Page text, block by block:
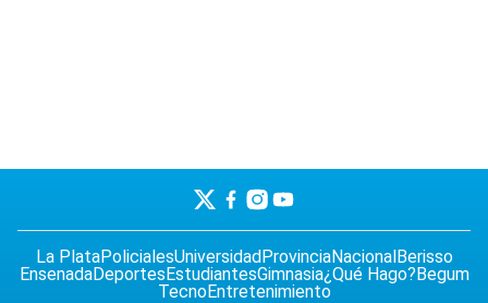
La PlataPolicialesUniversidadProvinciaNacionalBerisso
EnsenadaDeportesEstudiantesGimnasia¿Qué Hago?Begum
TecnoEntretenimiento